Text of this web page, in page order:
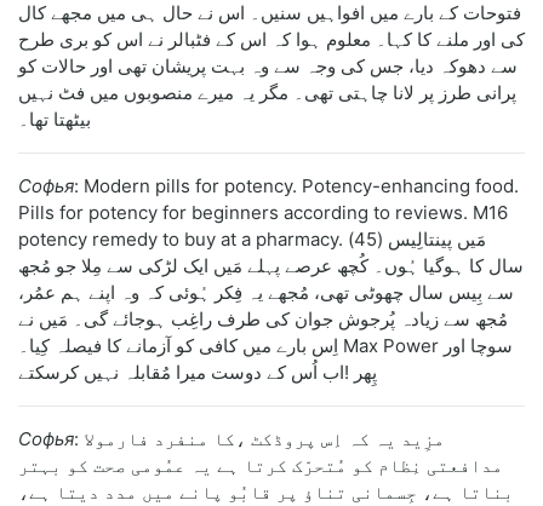
فتوحات کے بارے میں افواہیں سنیں۔ اس نے حال ہی میں مجھے کال
کی اور ملنے کا کہا۔ معلوم ہوا کہ اس کے فٹبالر نے اس کو بری طرح
سے دھوکہ دیا، جس کی وجہ سے وہ بہت پریشان تھی اور حالات کو
پرانی طرز پر لانا چاہتی تھی۔ مگر یہ میرے منصوبوں میں فٹ نہیں
بیٹھتا تھا۔
Софья: Modern pills for potency. Potency-enhancing food.
Pills for potency for beginners according to reviews. M16
potency remedy to buy at a pharmacy. مَیں پینتالِیس (45)
سال کا ہوگیا ہُوں۔ کُچھ عرصے پہلے مَیں ایک لڑکی سے مِلا جو مُجھ
سے بِیس سال چھوٹی تھی، مُجھے یہ فِکر ہُوئی کہ وہ اپنے ہم عمُر،
مُجھ سے زیادہ پُرجوش جوان کی طرف راغِب ہوجائے گی۔ مَیں نے
اِس بارے میں کافی کو آزمانے کا فیصلہ کِیا۔ Max Power سوچا اور
پِھر !اب اُس کے دوست میرا مُقابلہ نہیں کرسکتے
Софья: مزِید یہ کہ اِس پروڈکٹ ،کا منفرد فارمولا
مدافعتی نِظام کو مُتحرّک کرتا ہے یہ عمُومی صحت کو بہتر
بناتا ہے، جِسمانی تناؤ پر قابُو پانے میں مدد دیتا ہے،